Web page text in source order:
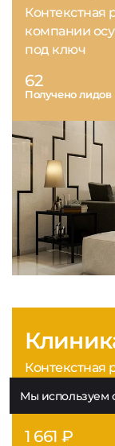
Контекстная
компании
под ключ
62
Получено лидов
Контекстная
1 661 ₽
Мы используем